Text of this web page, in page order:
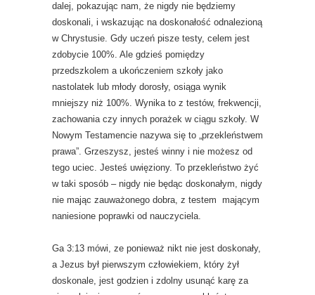
dalej, pokazując nam, że nigdy nie będziemy
doskonali, i wskazując na doskonałość odnalezioną
w Chrystusie. Gdy uczeń pisze testy, celem jest
zdobycie 100%. Ale gdzieś pomiędzy
przedszkolem a ukończeniem szkoły jako
nastolatek lub młody dorosły, osiąga wynik
mniejszy niż 100%. Wynika to z testów, frekwencji,
zachowania czy innych porażek w ciągu szkoły. W
Nowym Testamencie nazywa się to „przekleństwem
prawa”. Grzeszysz, jesteś winny i nie możesz od
tego uciec. Jesteś uwięziony. To przekleństwo żyć
w taki sposób – nigdy nie będąc doskonałym, nigdy
nie mając zauważonego dobra, z testem mającym
naniesione poprawki od nauczyciela.
Ga 3:13 mówi, ze ponieważ nikt nie jest doskonały,
a Jezus był pierwszym człowiekiem, który żył
doskonale, jest godzien i zdolny usunąć karę za